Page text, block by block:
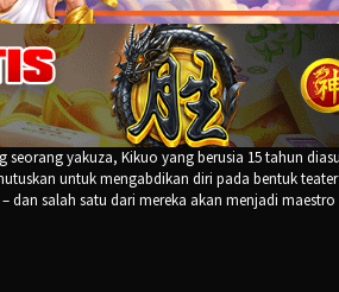
seorang yakuza, Kikuo yang berusia 15 tahun
untuk mengabdikan diri pada bentuk
dan salah satu dari mereka akan menjadi